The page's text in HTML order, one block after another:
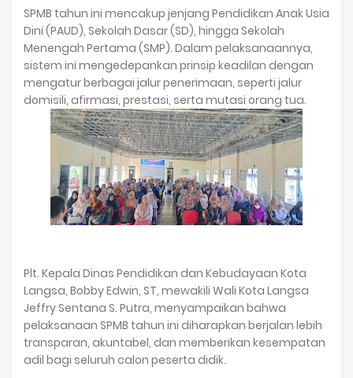
SPMB tahun ini mencakup jenjang Pendidikan Anak Usia
Dini (PAUD), Sekolah Dasar (SD), hingga Sekolah
Menengah Pertama (SMP). Dalam pelaksanaannya,
sistem ini mengedepankan prinsip keadilan dengan
mengatur berbagai jalur penerimaan, seperti jalur
domisili, afirmasi, prestasi, serta mutasi orang tua.
Plt. Kepala Dinas Pendidikan dan Kebudayaan Kota
Langsa, Bobby Edwin, ST, mewakili Wali Kota Langsa
Jeffry Sentana S. Putra, menyampaikan bahwa
pelaksanaan SPMB tahun ini diharapkan berjalan lebih
transparan, akuntabel, dan memberikan kesempatan
adil bagi seluruh calon peserta didik.